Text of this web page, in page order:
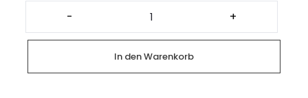
-
Halber
Sesamring
mit
hausgemachtem
Frischkäse
(2
Stück)
Menge
+
In den Warenkorb